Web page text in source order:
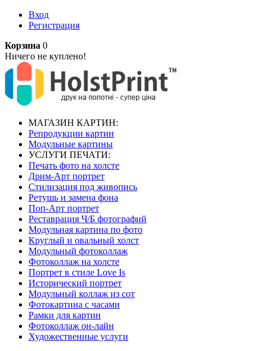
Вход
Регистрация
Корзина 0
Ничего не куплено!
МАГАЗИН КАРТИН:
Репродукции картин
Модульные картины
УСЛУГИ ПЕЧАТИ:
Печать фото на холсте
Дрим-Арт портрет
Стилизация под живопись
Ретушь и замена фона
Поп-Арт портрет
Реставрация Ч/Б фотографий
Модульная картина по фото
Круглый и овальный холст
Модульный фотоколлаж
Фотоколлаж на холсте
Портрет в стиле Love Is
Исторический портрет
Модульный коллаж из сот
Фотокартина с часами
Рамки для картин
Фотоколлаж он-лайн
Художественные услуги